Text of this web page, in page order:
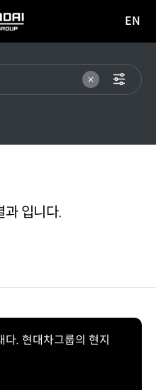
이동
EN
과 입니다.
다. 현대차그룹의 현지